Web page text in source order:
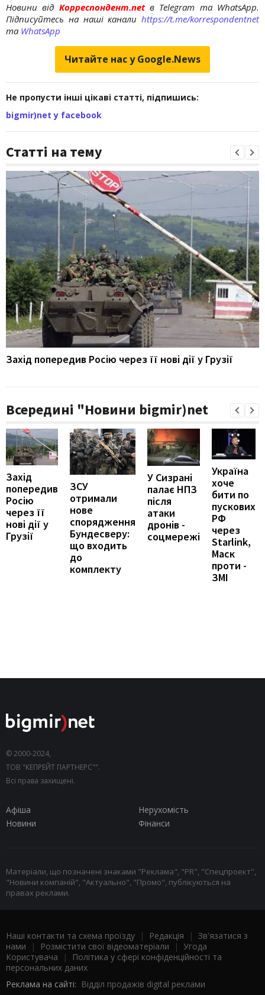
Новини від Корреспондент.netв Telegram та WhatsApp.
Підписуйтесь на наші канали https://t.me/korrespondentnet
та WhatsApp
Читайте нас у Google.News
Не пропусти інші цікаві статті, підпишись:
bigmir)net у facebook
Статті на тему
Захід попередив Росію через її нові дії у Грузії
Всередині "Новини bigmir)net
Захід
попередив
Росію
через її
нові дії у
Грузії
ЗСУ
отримали
нове
спорядження
Бундесверу:
що входить
до
комплекту
У Сизрані
палає НПЗ
після
атаки
дронів -
соцмережі
Україна
хоче
бити по
пускових
РФ
через
Starlink,
Маск
проти -
ЗМІ
© 2000-2024,
ТОВ "КЕПРЕЙТ ПАРТНЕРС"".
Всі права захищені.
Афіша
Нерухомість
Новини
Фінанси
Матеріали, що позначені знаками "Реклама", "PR", "Спецпроект",
"Новини компаній", "Актуально", "Промо", публікуються на
правах реклами.
Наші контакти та схема проїзду | Редакція | Зв'язатися з
нами | Розмістити свої відеоматеріали | Угода
Користувача |
Політика у сфері конфіденційності та
персональних даних
Реклама на сайті: Відділ продажів digital реклами